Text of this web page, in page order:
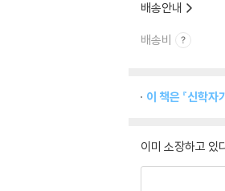
배송안내
배송비
이 책은 『신학
이미 소장하고 있